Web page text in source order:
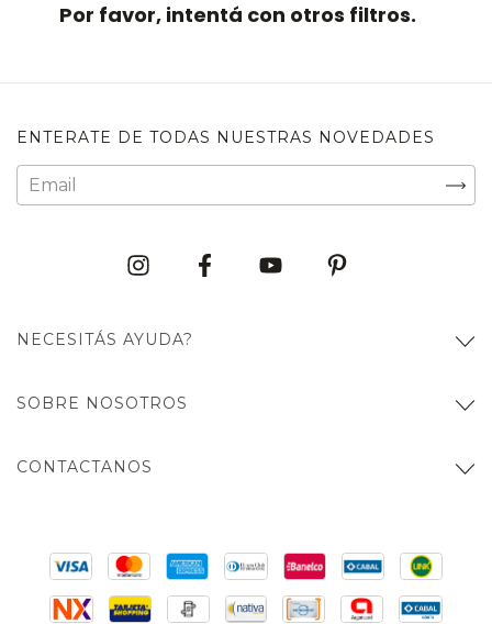
Por favor, intentá con otros filtros.
ENTERATE DE TODAS NUESTRAS NOVEDADES
NECESITÁS AYUDA?
SOBRE NOSOTROS
CONTACTANOS